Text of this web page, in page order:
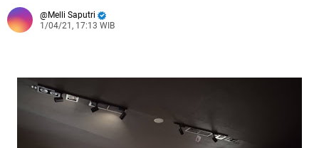
Melli Saputri
1/04/21, 17:13 WIB